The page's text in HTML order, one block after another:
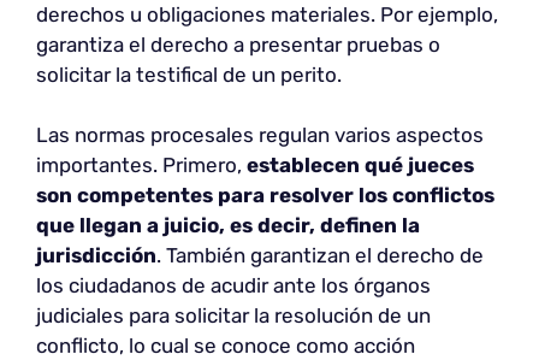
derechos u obligaciones materiales. Por ejemplo,
garantiza el derecho a presentar pruebas o
solicitar la testifical de un perito.
Las normas procesales regulan varios aspectos
importantes. Primero, establecen qué jueces
son competentes para resolver los conflictos
que llegan a juicio, es decir, definen la
jurisdicción. También garantizan el derecho de
los ciudadanos de acudir ante los órganos
judiciales para solicitar la resolución de un
conflicto, lo cual se conoce como acción